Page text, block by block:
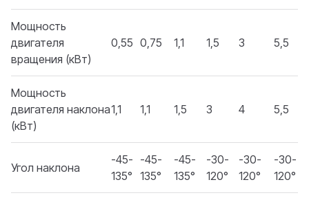
Мощность
двигателя
вращения (кВт)
0,55 0,75 1,1 1,5 3 5,5
Мощность
двигателя наклона
(кВт)
1,1 1,1 1,5 3 4 5,5
Угол наклона
-45-
135°
-45-
135°
-45-
135°
-30-
120°
-30-
120°
-30-
120°